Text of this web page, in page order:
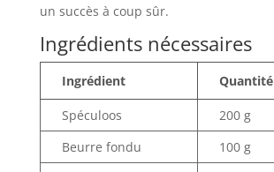
un succès à coup sûr.
Ingrédients nécessaires
Ingrédient Quantité
Spéculoos
200 g
Beurre fondu
100 g